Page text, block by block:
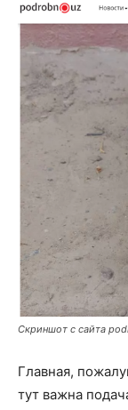
Скриншот с сайта
Главная,
тут важна